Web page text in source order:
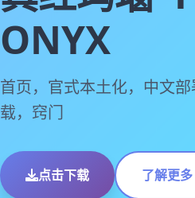
ONYX
首页，官式本土化，中文
载，窍门
点击下载 了解更多